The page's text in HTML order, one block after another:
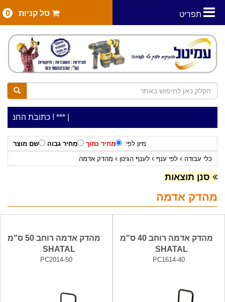
תפריט סל קניות 0
***כתובת החנות: רח' המלאכה 2, ביתן 8 ***כלי עבודה להשכרה בתעריף יומי משתלם ! ***
מיון לפי: מחיר נמוך מחיר גבוה
שם מוצר
כלי עבודה
לפי ענף לענף הגינון מהדק אדמה
סנן תוצאות
מהדק אדמה
מהדק אדמה רוחב 40 ס"מ
SHATAL
PC1614-40
מהדק אדמה רוחב 50 ס"מ
SHATAL
PC2014-50